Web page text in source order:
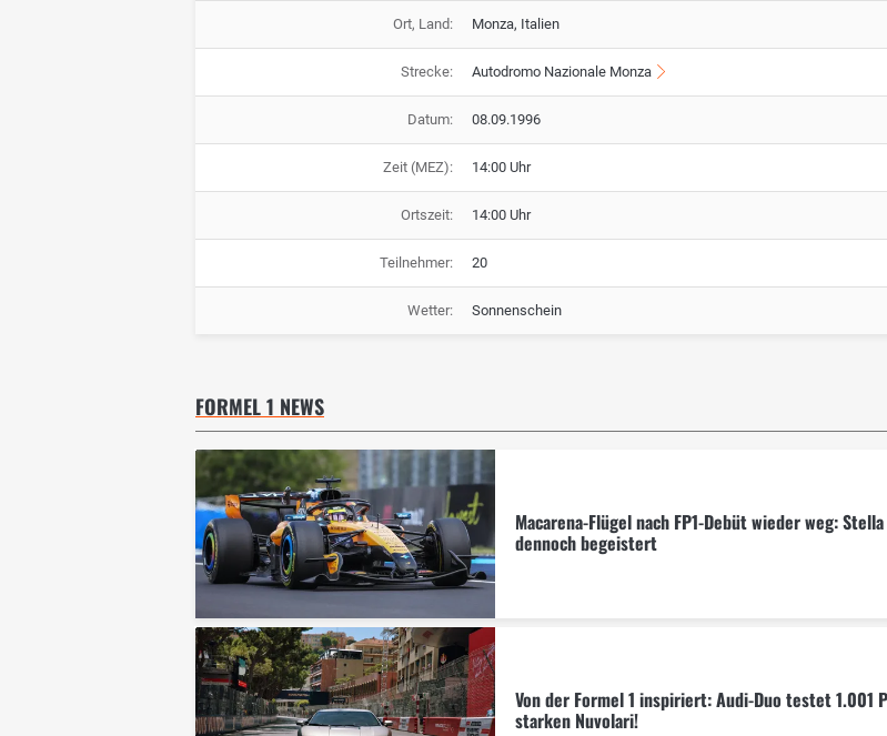
Ort, Land: Monza, Italien
Strecke: Autodromo Nazionale Monza
Datum: 08.09.1996
Zeit (MEZ): 14:00 Uhr
Ortszeit: 14:00 Uhr
Teilnehmer: 20
Wetter: Sonnenschein
FORMEL 1 NEWS
Macarena-Flügel nach FP1-Debüt wieder weg: Stella
dennoch begeistert
Von der Formel 1 inspiriert: Audi-Duo testet 1.001
starken Nuvolari!